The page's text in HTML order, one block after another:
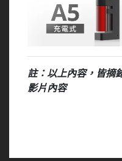
註：以上內容，皆摘
影片內容